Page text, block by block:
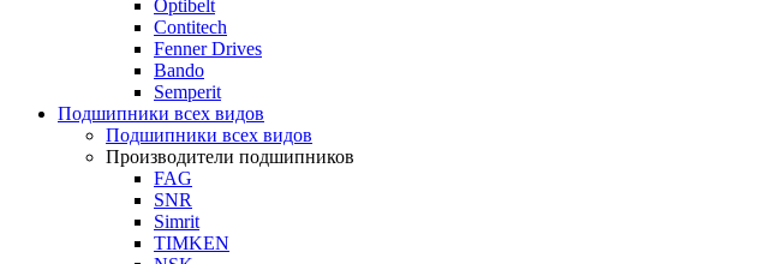
Optibelt
Contitech
Fenner Drives
Bando
Semperit
Подшипники всех видов
Подшипники всех видов
Производители подшипников
FAG
SNR
Simrit
TIMKEN